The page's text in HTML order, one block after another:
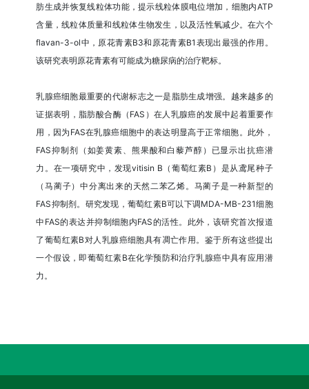
肪生成并恢复线粒体功能，提示线粒体膜电位增加，细胞内ATP
含量，线粒体质量和线粒体生物发生，以及活性氧减少。在六个
flavan-3-ol中，原花青素B3和原花青素B1表现出最强的作用。
该研究表明原花青素有可能成为糖尿病的治疗靶标。
乳腺癌细胞最重要的代谢标志之一是脂肪生成增强。越来越多的
证据表明，脂肪酸合酶（FAS）在人乳腺癌的发展中起着重要作
用，因为FAS在乳腺癌细胞中的表达明显高于正常细胞。此外，
FAS抑制剂（如姜黄素、熊果酸和白藜芦醇）已显示出抗癌潜
力。在一项研究中，发现vitisin B（葡萄红素B）是从鸢尾种子
（马蔺子）中分离出来的天然二苯乙烯。马蔺子是一种新型的
FAS抑制剂。研究发现，葡萄红素B可以下调MDA-MB-231细胞
中FAS的表达并抑制细胞内FAS的活性。此外，该研究首次报道
了葡萄红素B对人乳腺癌细胞具有凋亡作用。鉴于所有这些提出
一个假设，即葡萄红素B在化学预防和治疗乳腺癌中具有应用潜
力。